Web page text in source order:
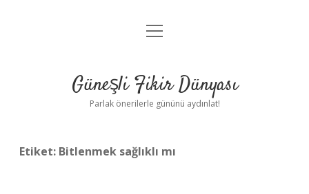
Anasayfa
Yasal Uyarı
menüyü
Güneşli Fikir Dünyası
Parlak önerilerle gününü aydınlat!
Etiket: Bitlenmek sağlıklı mı